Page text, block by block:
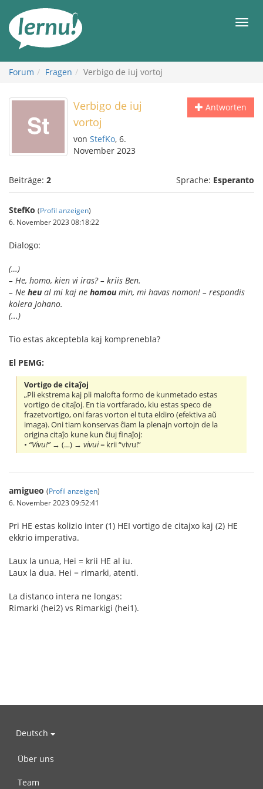
Inhalt
Forum Fragen Verbigo de iuj vortoj
Antworten
Verbigo de iuj
vortoj
von StefKo, 6.
November 2023
Beiträge: 2 Sprache: Esperanto
StefKo (Profil anzeigen)
6. November 2023 08:18:22
Dialogo:
(…)
– He, homo, kien vi iras? – kriis Ben.
– Ne heual mi kaj ne homoumin, mi havas nomon! – respondis
kolera Johano.
(...)
Tio estas akceptebla kaj komprenebla?
El PEMG:
Vortigo de citaĵoj
„Pli ekstrema kaj pli malofta formo de kunmetado estas
vortigo de citaĵoj. En tia vortfarado, kiu estas speco de
frazetvortigo, oni faras vorton el tuta eldiro (efektiva aŭ
imaga). Oni tiam konservas ĉiam la plenajn vortojn de la
origina citaĵo kune kun ĉiuj finaĵoj:
• “Vivu!”→ (…) →vivui= krii “vivu!”
amigueo (Profil anzeigen)
6. November 2023 09:52:41
Pri HE estas kolizio inter (1) HEI vortigo de citajxo kaj (2) HE
ekkrio imperativa.
Laux la unua, Hei = krii HE al iu.
Laux la dua. Hei = rimarki, atenti.
La distanco intera ne longas:
Rimarki (hei2) vs Rimarkigi (hei1).
Deutsch
Über uns
Team